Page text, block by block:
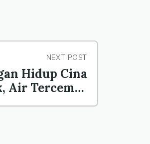
NEXT POST
Hidup Cina
Air Tercemar
Arsenik